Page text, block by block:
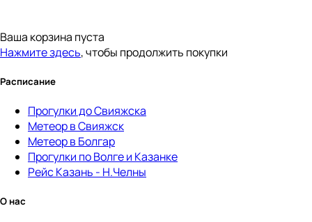
Ваша корзина пуста
Нажмите здесь, чтобы продолжить покупки
Расписание
Прогулки до Свияжска
Метеор в Свияжск
Метеор в Болгар
Прогулки по Волге и Казанке
Рейс Казань - Н.Челны
О нас